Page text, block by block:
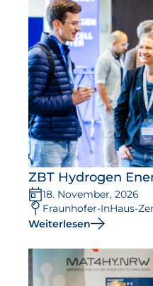
ZBT Hydrogen
18. November, 2026
Fraunhofer-InHaus-
Weiterlesen